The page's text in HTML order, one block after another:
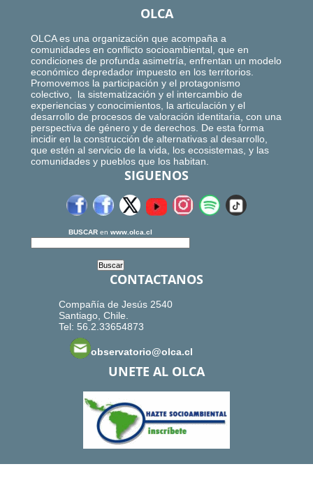
OLCA
OLCA es una organización que acompaña a
comunidades en conflicto socioambiental, que en
condiciones de profunda asimetría, enfrentan un modelo
económico depredador impuesto en los territorios.
Promovemos la participación y el protagonismo
colectivo, la sistematización y el intercambio de
experiencias y conocimientos, la articulación y el
desarrollo de procesos de valoración identitaria, con una
perspectiva de género y de derechos. De esta forma
incidir en la construcción de alternativas al desarrollo,
que estén al servicio de la vida, los ecosistemas, y las
comunidades y pueblos que los habitan.
SIGUENOS
BUSCAR en www.olca.cl
CONTACTANOS
Compañía de Jesús 2540
Santiago, Chile.
Tel: 56.2.33654873
observatorio@olca.cl
UNETE AL OLCA